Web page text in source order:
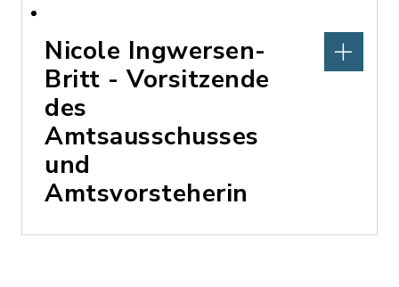
Nicole Ingwersen-
Britt - Vorsitzende
des
Amtsausschusses
und
Amtsvorsteherin